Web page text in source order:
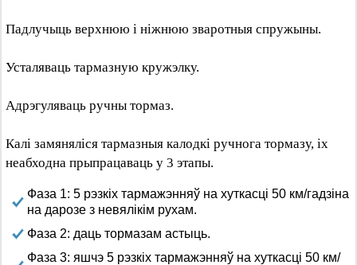
Падлучыць верхнюю і ніжнюю зваротныя спружыны.
Усталяваць тармазную кружэлку.
Адрэгуляваць ручны тормаз.
Калі замяняліся тармазныя калодкі ручнога тормазу, іх
неабходна прыпрацаваць у 3 этапы.
Фаза 1: 5 рэзкіх тармажэнняў на хуткасці 50 км/гадзіна
на дарозе з невялікім рухам.
Фаза 2: даць тормазам астыць.
Фаза 3: яшчэ 5 рэзкіх тармажэнняў на хуткасці 50 км/